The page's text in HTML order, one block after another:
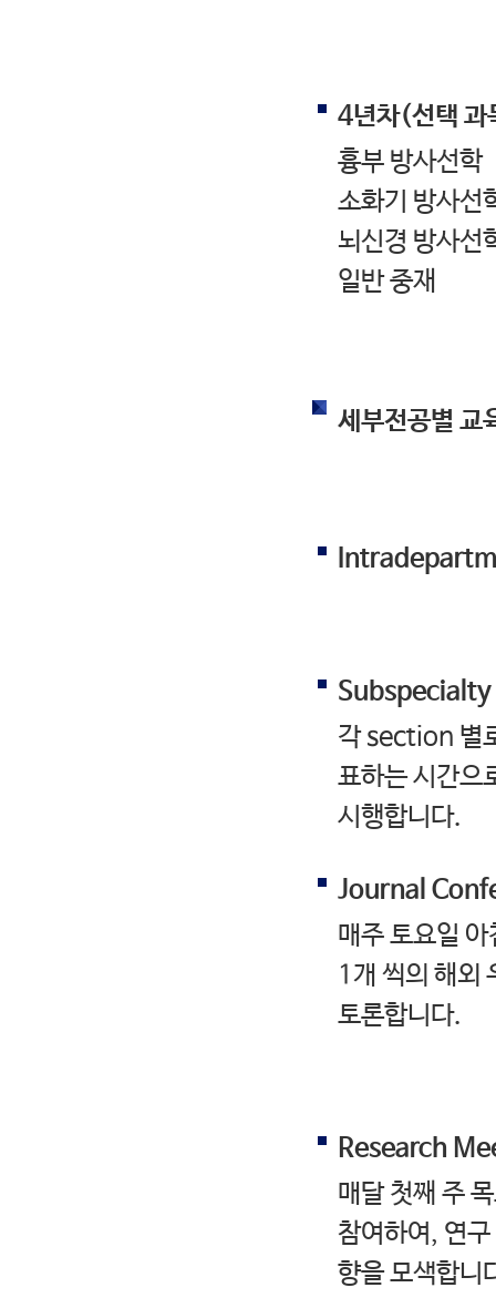
4년차(선택 과
흉부 방사선학
소화기 방사선
뇌신경 방사선
일반 중재
세부전공별 교
각 section 별
표하는 시간으
시행합니다.
Journal
매주 토요일
1개 씩의 해외
토론합니다.
Research
매달 첫째 주
참여하여, 연
향을 모색합니